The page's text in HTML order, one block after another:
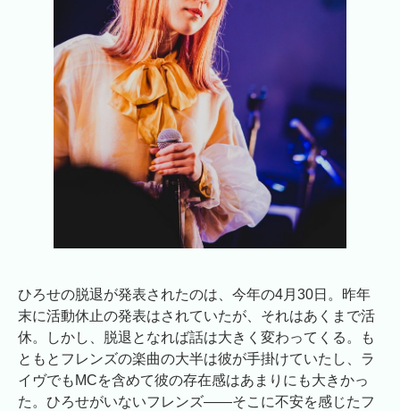
ひろせの脱退が発表されたのは、今年の4月30日。昨年
末に活動休止の発表はされていたが、それはあくまで活
休。しかし、脱退となれば話は大きく変わってくる。も
ともとフレンズの楽曲の大半は彼が手掛けていたし、ラ
イヴでもMCを含めて彼の存在感はあまりにも大きかっ
た。ひろせがいないフレンズ――そこに不安を感じたフ